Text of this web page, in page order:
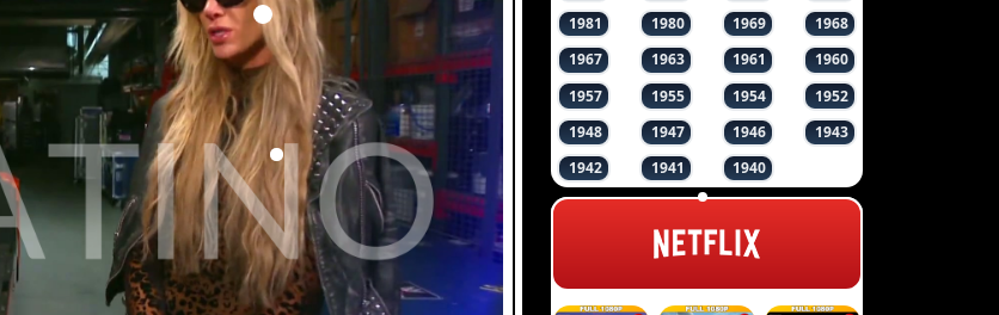
1981
1980 1969
1968
1967
1963 1961
1960
1957
1955 1954
1952
1948
1947 1946
1943
1942
1941 1940